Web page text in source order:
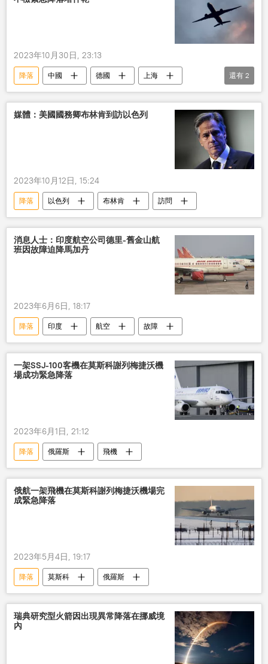
2023年10月30日, 23:13
降落 中國 德國
上海
飛機
國際
還有 2
媒體：美國國務卿布林肯到訪以色列
2023年10月12日, 15:24
降落 以色列 布林肯 訪問
消息人士：印度航空公司德里-舊金山航
班因故障迫降馬加丹
2023年6月6日, 18:17
降落 印度 航空 故障
一架SSJ-100客機在莫斯科謝列梅捷沃機
場成功緊急降落
2023年6月1日, 21:12
降落 俄羅斯 飛機
俄航一架飛機在莫斯科謝列梅捷沃機場完
成緊急降落
2023年5月4日, 19:17
降落 莫斯科 俄羅斯
瑞典研究型火箭因出現異常降落在挪威境
內